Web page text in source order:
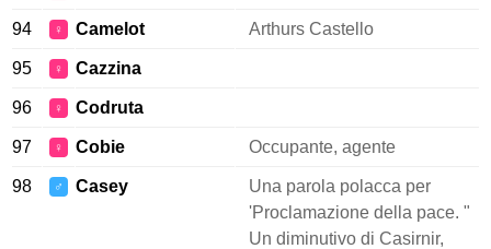
94 ♀ Camelot Arthurs Castello
95 ♀ Cazzina
96 ♀ Codruta
97 ♀ Cobie Occupante, agente
98 ♂ Casey
Una parola polacca per
'Proclamazione della pace. "
Un diminutivo di Casirnir,